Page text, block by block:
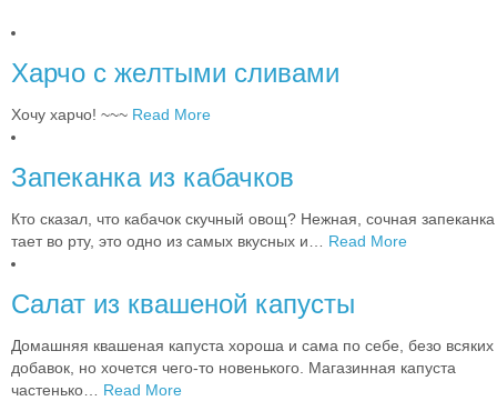
Харчо с жeлтыми сливами
Хочу харчо! ~~~ Read More
Запеканка из кабачков
Кто сказал, что кабачок скучный овощ? Нежная, сочная запеканка
тает во рту, это одно из самых вкусных и
Read More
Салат из квашеной капусты
Домашняя квашеная капуста хороша и сама по себе, безо всяких
добавок, но хочется чего-то новенького. Магазинная капуста
частенько
Read More